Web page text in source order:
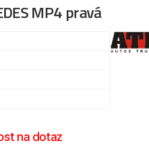
MP4 pravá
na dotaz